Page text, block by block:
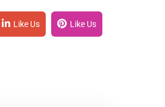
Like Us Like Us